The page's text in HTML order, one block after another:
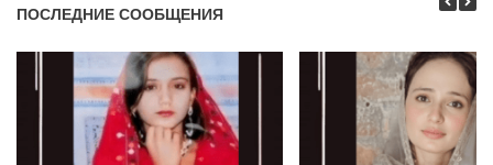
ПОСЛЕДНИЕ СООБЩЕНИЯ